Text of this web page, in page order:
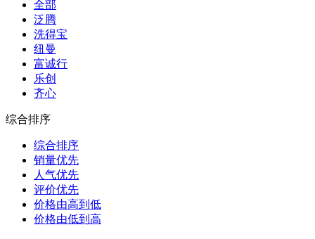
全部
泛腾
洗得宝
纽曼
富诚行
乐创
齐心
综合排序
综合排序
销量优先
人气优先
评价优先
价格由高到低
价格由低到高